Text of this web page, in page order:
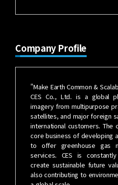
Company Profile
"Make Earth Common &
CES Co., Ltd. is a global
imagery from multipurpose
satellites, and major foreign
international customers. The
core business of developing
to offer greenhouse gas
services. CES is
create sustainable future
also contributing to